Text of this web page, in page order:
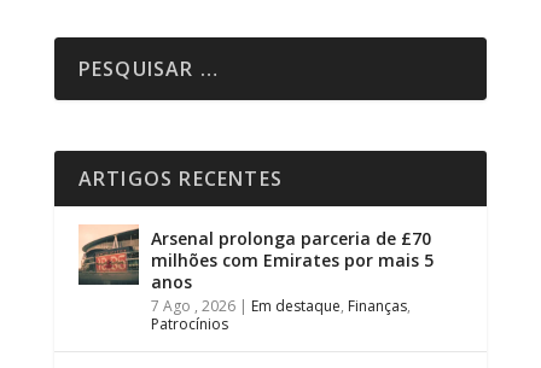
ARTIGOS RECENTES
Arsenal prolonga parceria de £70
milhões com Emirates por mais 5
anos
7 Ago , 2026| Em destaque, Finanças,
Patrocínios